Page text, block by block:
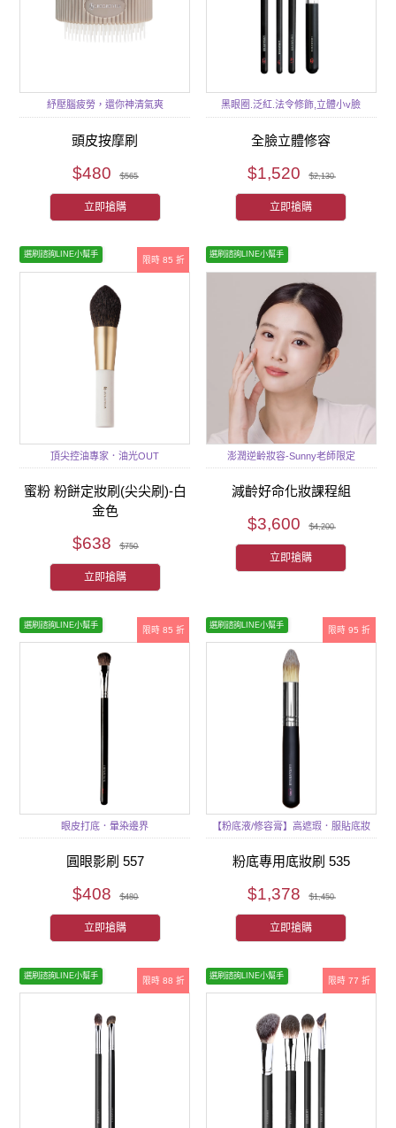
紓壓腦疲勞，還你神清氣爽
頭皮按摩刷
$480 $565
立即搶購
黑眼圈.泛紅.法令修飾,立體小v臉
全臉立體修容
$1,520 $2,130
立即搶購
限時 85 折
選刷諮詢LINE小幫手
頂尖控油專家．油光OUT
蜜粉 粉餅定妝刷(尖尖刷)-白
金色
$638 $750
立即搶購
選刷諮詢LINE小幫手
澎潤逆齡妝容-Sunny老師限定
減齡好命化妝課程組
$3,600 $4,200
立即搶購
限時 85 折
選刷諮詢LINE小幫手
眼皮打底．暈染邊界
圓眼影刷 557
$408 $480
立即搶購
限時 95 折
選刷諮詢LINE小幫手
【粉底液/修容膏】高遮瑕．服貼底妝
粉底專用底妝刷 535
$1,378 $1,450
立即搶購
限時 88 折
選刷諮詢LINE小幫手
限時 77 折
選刷諮詢LINE小幫手